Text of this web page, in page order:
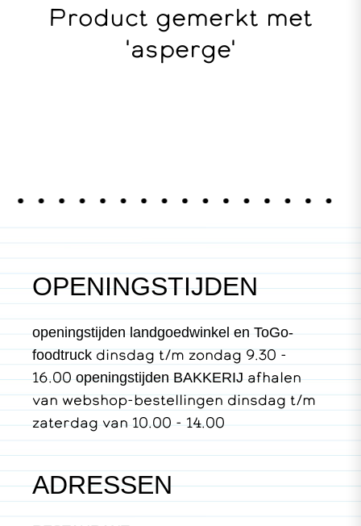
Product gemerkt met
'asperge'
OPENINGSTIJDEN
openingstijden landgoedwinkel en ToGo-
foodtruck dinsdag t/m zondag 9.30 -
16.00openingstijden BAKKERIJafhalen
van webshop-bestellingen dinsdag t/m
zaterdag van 10.00 - 14.00
ADRESSEN